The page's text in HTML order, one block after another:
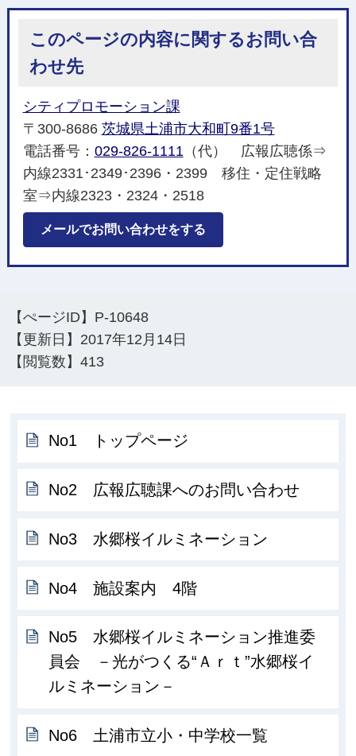
このページの内容に関するお問い合
わせ先
シティプロモーション課
〒300-8686 茨城県土浦市大和町9番1号
電話番号： 029-826-1111（代） 広報広聴係⇒
内線2331･2349･2396・2399 移住・定住戦略
室⇒内線2323・2324・2518
メールでお問い合わせをする
【ぺージID】 P-10648
【更新日】 2017年12月14日
【閲覧数】413
No1 トップページ
No2 広報広聴課へのお問い合わせ
No3 水郷桜イルミネーション
No4 施設案内 4階
No5 水郷桜イルミネーション推進委
員会 －光がつくる“Ａｒｔ”水郷桜イ
ルミネーション－
No6 土浦市立小・中学校一覧